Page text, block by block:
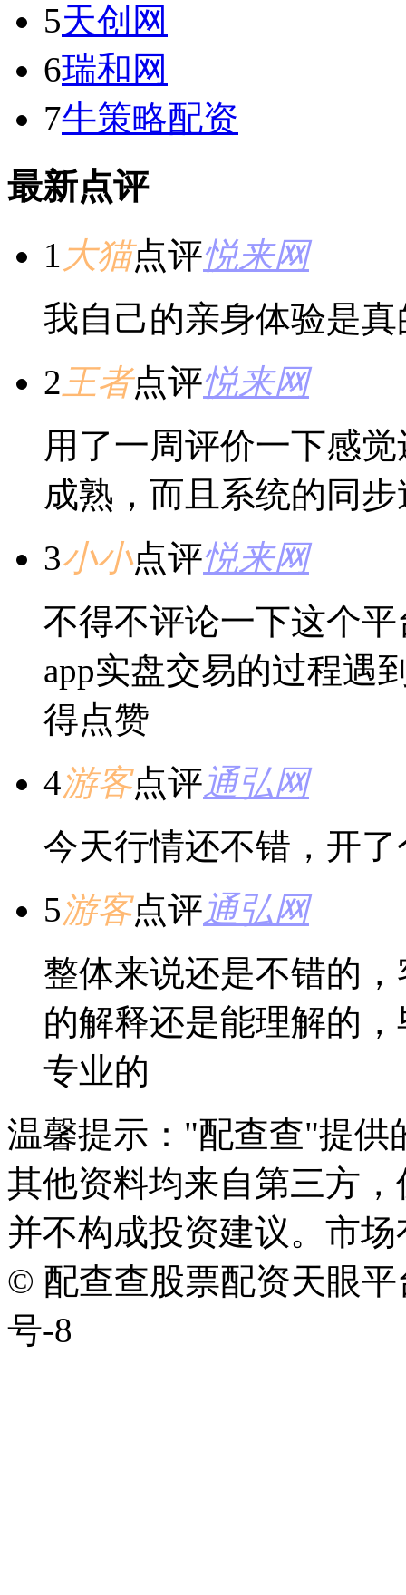
5天创网
6瑞和网
7牛策略配资
最新点评
1 大猫点评悦来网
我自己的亲身体验是
2 王者点评悦来网
用了一周评价一下感
成熟，而且系统的同
3小小点评悦来网
不得不评论一下这个
app实盘交易的过程遇
得点赞
4游客点评通弘网
今天行情还不错，开
5游客点评通弘网
整体来说还是不错的
的解释还是能理解的
专业的
温馨提示："配查查"提供
其他资料均来自第三方
并不构成投资建议。市
© 配查查股票配资天眼平
号-8